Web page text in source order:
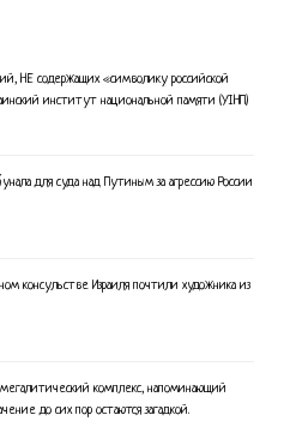
НЕ содержащих «символику российской
институт национальной памяти (УІНП)
для суда над Путиным за агрессию России
консульстве Израиля почтили художника из
комплекс, напоминающий
до сих пор остаются загадкой.